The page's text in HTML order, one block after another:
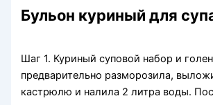
Бульон куриный для
Шаг 1. Куриный суповой набор и
предварительно разморозила,
кастрюлю и налила 2 литра воды.